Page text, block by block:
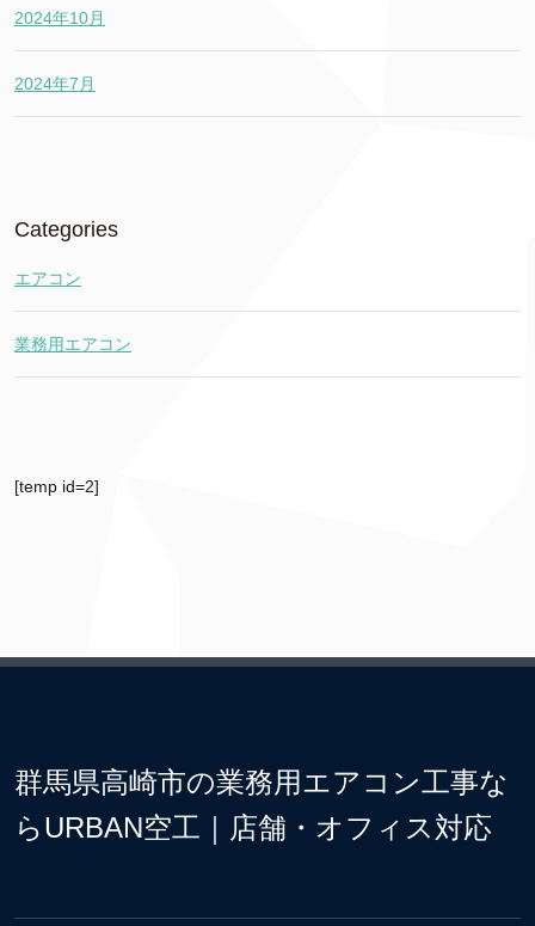
2024年10月
2024年7月
Categories
エアコン
業務用エアコン
[temp id=2]
群馬県高崎市の業務用エアコン工事な
らURBAN空工｜店舗・オフィス対応